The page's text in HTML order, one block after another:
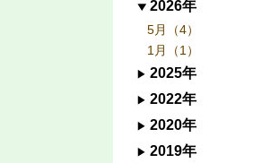
2026年
5月（4）
1月（1）
2025年
2022年
2020年
2019年